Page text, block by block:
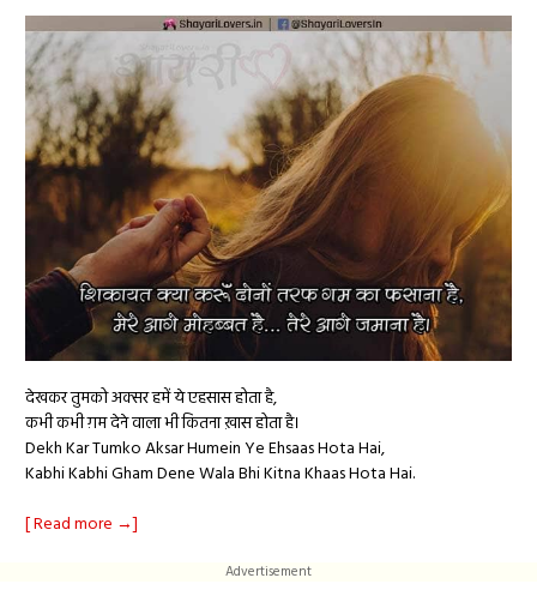
देखकर तुमको अक्सर हमें ये एहसास होता है,
कभी कभी ग़म देने वाला भी कितना ख़ास होता है।
Dekh Kar Tumko Aksar Humein Ye Ehsaas Hota Hai,
Kabhi Kabhi Gham Dene Wala Bhi Kitna Khaas Hota Hai.
[ Read more →]
Advertisement